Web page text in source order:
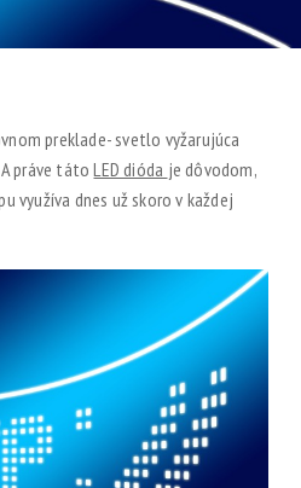
preklade- svetlo vyžarujúca
práve tátoLED dióda je dôvodom,
využíva dnes už skoro v každej